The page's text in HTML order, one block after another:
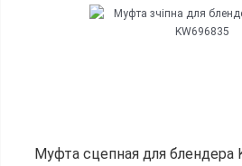
Муфта сцепная для блендера